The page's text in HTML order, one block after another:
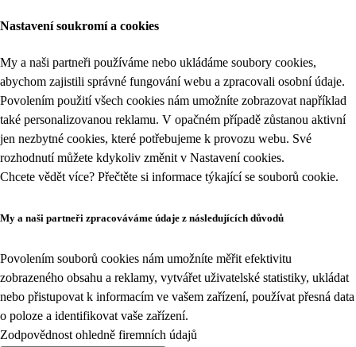
Nastavení soukromí a cookies
My a naši partneři používáme nebo ukládáme soubory cookies,
abychom zajistili správné fungování webu a zpracovali osobní údaje.
Povolením použití všech cookies nám umožníte zobrazovat například
také personalizovanou reklamu. V opačném případě zůstanou aktivní
jen nezbytné cookies, které potřebujeme k provozu webu. Své
rozhodnutí můžete kdykoliv změnit v Nastavení cookies.
Chcete vědět více? Přečtěte si informace týkající se souborů cookie.
My a naši partneři zpracováváme údaje z následujících důvodů
Povolením souborů cookies nám umožníte měřit efektivitu
zobrazeného obsahu a reklamy, vytvářet uživatelské statistiky, ukládat
nebo přistupovat k informacím ve vašem zařízení, používat přesná data
o poloze a identifikovat vaše zařízení.
Zodpovědnost ohledně firemních údajů